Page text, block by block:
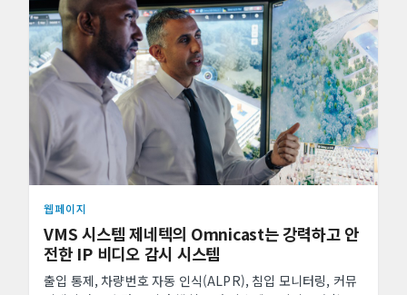
웹페이지
VMS 시스템 제네텍의 Omnicast는 강력하고 안
전한 IP 비디오 감시 시스템
출입 통제, 차량번호 자동 인식(ALPR), 침입 모니터링, 커뮤